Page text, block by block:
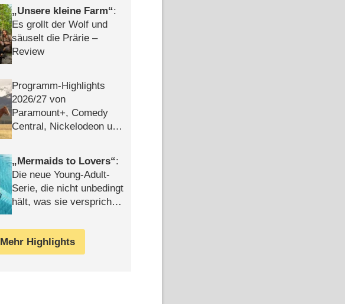
Unsere kleine Farm :
Es grollt der Wolf und
säuselt die Prärie –
Review
Programm-Highlights
2026/​27 von
Paramount+, Comedy
Central, Nickelodeon und
Mermaids to Lovers :
Die neue Young-Adult-
Serie, die nicht unbedingt
hält, was sie verspricht –
Mehr Highlights